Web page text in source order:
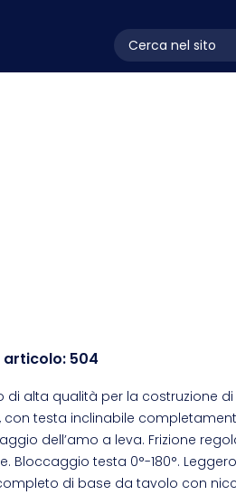
layoutSearchLabel
articolo: 504
di alta qualità per la costruzione
con testa inclinabile
dell’amo a leva. Frizione
Bloccaggio testa 0°-180°.
di base da tavolo con